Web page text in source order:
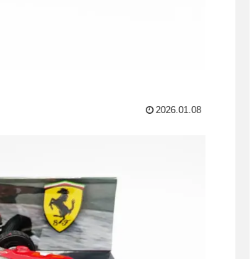
2026.01.08